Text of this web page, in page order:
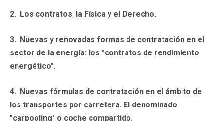
2. Los contratos, la Física y el Derecho.
3. Nuevas y renovadas formas de contratación en el
sector de la energía: los "contratos de rendimiento
energético".
4. Nuevas fórmulas de contratación en el ámbito de
los transportes por carretera. El denominado
"carpooling" o coche compartido.